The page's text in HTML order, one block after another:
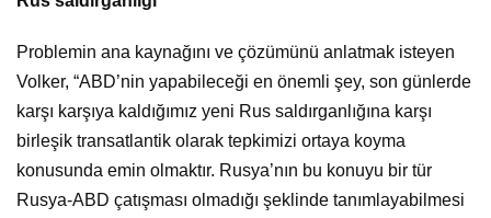
Problemin ana kaynağını ve çözümünü anlatmak isteyen
Volker, “ABD’nin yapabileceği en önemli şey, son günlerde
karşı karşıya kaldığımız yeni Rus saldırganlığına karşı
birleşik transatlantik olarak tepkimizi ortaya koyma
konusunda emin olmaktır. Rusya’nın bu konuyu bir tür
Rusya-ABD çatışması olmadığı şeklinde tanımlayabilmesi